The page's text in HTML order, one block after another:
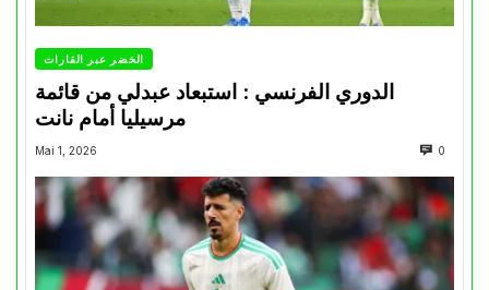
الخضر عبر القارات
الدوري الفرنسي : استبعاد عبدلي من قائمة
مرسيليا أمام نانت
Mai 1, 2026 0